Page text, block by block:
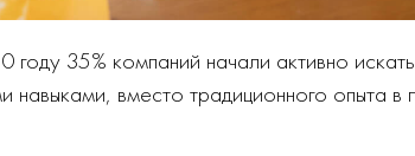
35% компаний начали активно
навыками, вместо традиционного опыта в